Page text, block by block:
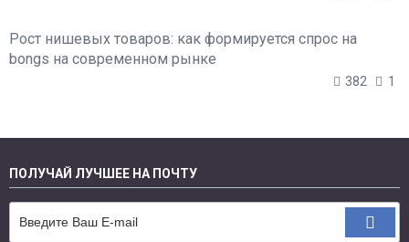
Рост нишевых товаров: как формируется спрос на
bongs на современном рынке
382 1
ПОЛУЧАЙ ЛУЧШЕЕ НА ПОЧТУ